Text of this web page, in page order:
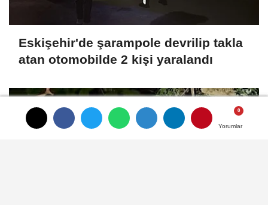
Yorumlar
Yorumlar
Yorumlar
Eskişehir'de şarampole devrilip takla
atan otomobilde 2 kişi yaralandı